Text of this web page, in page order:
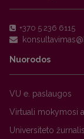
+370 5 236 6115
Nuorodos
VU e. paslaugos
Virtuali mokymosi
Universiteto